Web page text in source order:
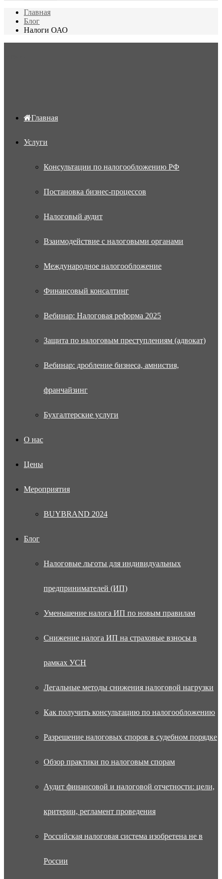
Главная
Блог
Налоги ОАО
Главная
Услуги
Консультации по налогообложению РФ
Постановка бизнес-процессов
Налоговый аудит
Взаимодействие с налоговыми органами
Международное налогообложение
Финансовый консалтинг
Вебинар: Налоговая реформа 2025
Защита по налоговым преступлениям (адвокат)
Вебинар: дробление бизнеса, амнистия,
франчайзинг
Бухгалтерские услуги
О нас
Цены
Мероприятия
BUYBRAND 2024
Блог
Налоговые льготы для индивидуальных
предпринимателей (ИП)
Уменьшение налога ИП по новым правилам
Снижение налога ИП на страховые взносы в
рамках УСН
Легальные методы снижения налоговой нагрузки
Как получить консультацию по налогообложению
Разрешение налоговых споров в судебном порядке
Обзор практики по налоговым спорам
Аудит финансовой и налоговой отчетности: цели,
критерии, регламент проведения
Российская налоговая система изобретена не в
России